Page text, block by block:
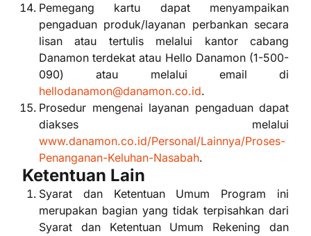
Pemegang kartu dapat menyampaikan
pengaduan produk/layanan perbankan secara
lisan atau tertulis melalui kantor cabang
Danamon terdekat atau Hello Danamon (1-500-
090) atau melalui email di
hellodanamon@danamon.co.id.
Prosedur mengenai layanan pengaduan dapat
diakses melalui
www.danamon.co.id/Personal/Lainnya/Proses-
Penanganan-Keluhan-Nasabah.
Ketentuan Lain
Syarat dan Ketentuan Umum Program ini
merupakan bagian yang tidak terpisahkan dari
Syarat dan Ketentuan Umum Rekening dan